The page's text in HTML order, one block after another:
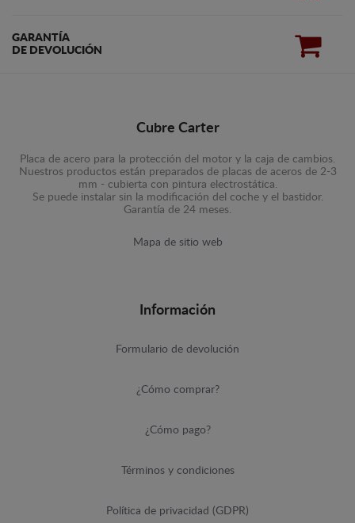
GARANTÍA
DE DEVOLUCIÓN
Cubre Carter
Placa de acero para la protección del motor y la caja de cambios.
Nuestros productos están preparados de placas de aceros de 2-3
mm - cubierta con pintura electrostática.
Se puede instalar sin la modificación del coche y el bastidor.
Garantía de 24 meses.
Mapa de sitio web
Información
Formulario de devolución
¿Cómo comprar?
¿Cómo pago?
Términos y condiciones
Política de privacidad (GDPR)